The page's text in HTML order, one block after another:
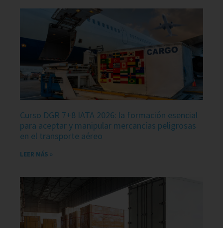
Curso DGR 7+8 IATA 2026: la formación esencial
para aceptar y manipular mercancías peligrosas
en el transporte aéreo
LEER MÁS »